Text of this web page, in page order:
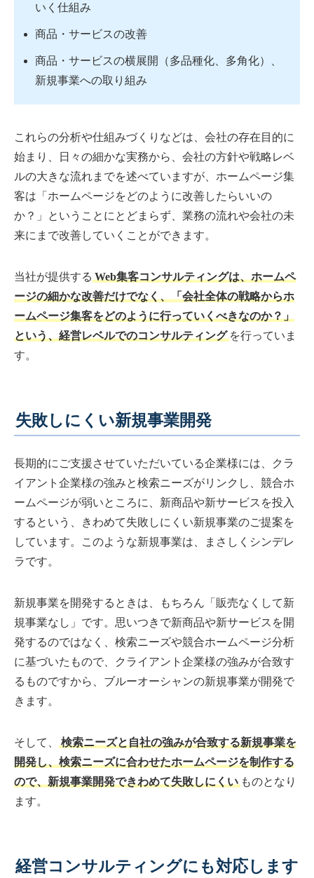
いく仕組み
商品・サービスの改善
商品・サービスの横展開（多品種化、多角化）、
新規事業への取り組み
これらの分析や仕組みづくりなどは、会社の存在目的に
始まり、日々の細かな実務から、会社の方針や戦略レベ
ルの大きな流れまでを述べていますが、ホームページ集
客は「ホームページをどのように改善したらいいの
か？」ということにとどまらず、業務の流れや会社の未
来にまで改善していくことができます。
当社が提供する Web集客コンサルティングは、ホームペ
ージの細かな改善だけでなく、「会社全体の戦略からホ
ームページ集客をどのように行っていくべきなのか？」
という、経営レベルでのコンサルティング を行っていま
す。
失敗しにくい新規事業開発
長期的にご支援させていただいている企業様には、クラ
イアント企業様の強みと検索ニーズがリンクし、競合ホ
ームページが弱いところに、新商品や新サービスを投入
するという、きわめて失敗しにくい新規事業のご提案を
しています。このような新規事業は、まさしくシンデレ
ラです。
新規事業を開発するときは、もちろん「販売なくして新
規事業なし」です。思いつきで新商品や新サービスを開
発するのではなく、検索ニーズや競合ホームページ分析
に基づいたもので、クライアント企業様の強みが合致す
るものですから、ブルーオーシャンの新規事業が開発で
きます。
そして、
検索ニーズと自社の強みが合致する新規事業を
開発し、検索ニーズに合わせたホームページを制作する
ので、新規事業開発できわめて失敗しにくい ものとなり
ます。
経営コンサルティングにも対応します